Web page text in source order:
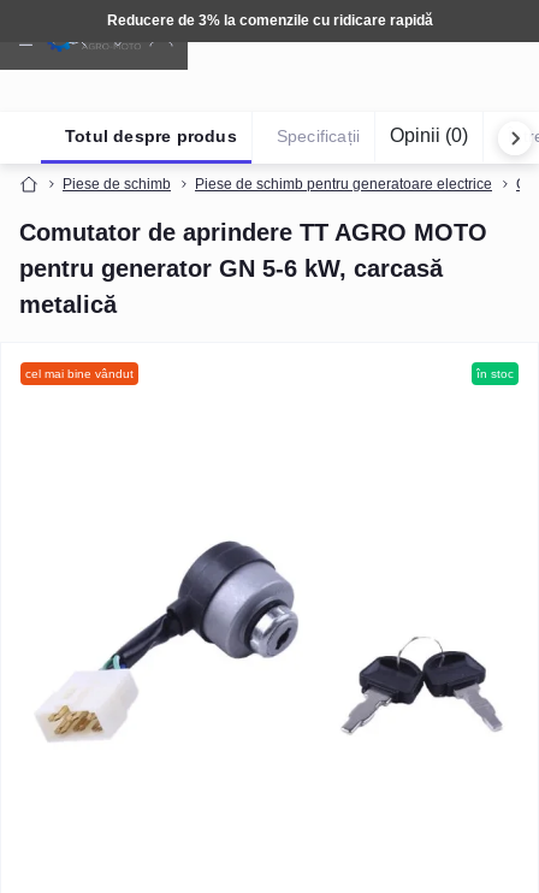
3% la comenzile cu ridicare rapidă
Piese de schimb Piese de schimb pentru generatoare electrice
Comutator de aprindere TT AGRO MOTO
pentru generator GN 5-6 kW, carcasă
metalică
Totul despre produs Specificații Opinii (0)
cel mai bine vândut în stoc